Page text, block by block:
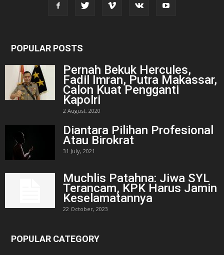
POPULAR POSTS
Pernah Bekuk Hercules,
Fadil Imran, Putra Makassar,
Calon Kuat Pengganti
Kapolri
2 August, 2020
Diantara Pilihan Profesional
Atau Birokrat
31 July, 2021
Muchlis Patahna: Jiwa SYL
Terancam, KPK Harus Jamin
Keselamatannya
22 October, 2023
POPULAR CATEGORY